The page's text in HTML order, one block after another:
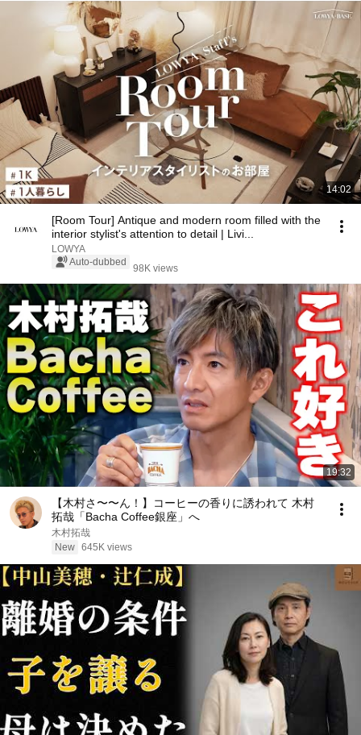
14:02
[Room Tour] Antique and modern room filled with the
interior stylist's attention to detail | Livi...
LOWYA
Auto-dubbed
98K views
19:32
【木村さ〜〜ん！】コーヒーの香りに誘われて 木村
拓哉「Bacha Coffee銀座」へ
木村拓哉
New 645K views